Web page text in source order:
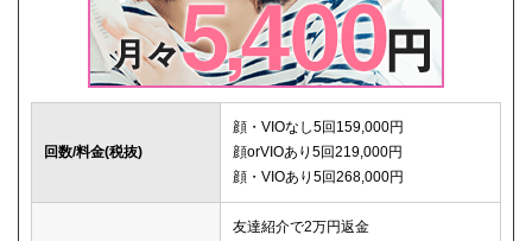
回数/料金(税抜)
顔・VIOなし5回159,000円
顔orVIOあり5回219,000円
顔・VIOあり5回268,000円
友達紹介で2万円返金